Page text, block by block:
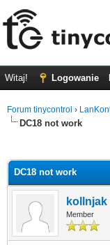
Witaj! Logowanie
Forum tinycontrol ›
DC18 not work
DC18 not work
kollnjak
Member